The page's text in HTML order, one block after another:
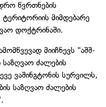
წვრთნების
მიმდებარე
დოქტრინაში.
მიიჩნევს "აშშ-
ძალების
ვაშინგტონის სურვილს,
საზღვაო ძალების